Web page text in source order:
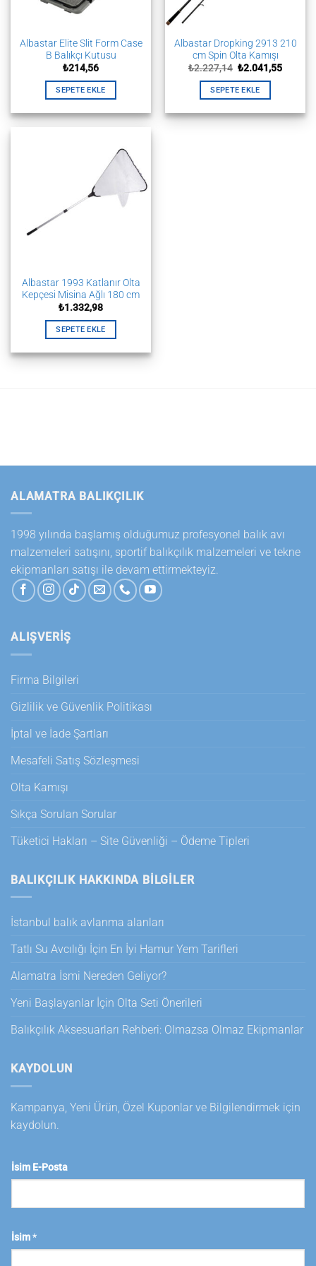
Albastar Elite Slit Form Case
B Balıkçı Kutusu
₺214,56
SEPETE EKLE
Albastar Dropking 2913 210
cm Spin Olta Kamışı
₺2.227,14 Orijinal
₺2.227,14.
₺2.041,55Şu
SEPETE EKLE
Albastar 1993 Katlanır Olta
Kepçesi Misina Ağlı 180 cm
₺1.332,98
SEPETE EKLE
ALAMATRA BALIKÇILIK
1998 yılında başlamış olduğumuz profesyonel balık avı
malzemeleri satışını, sportif balıkçılık malzemeleri ve tekne
ekipmanları satışı ile devam ettirmekteyiz.
ALIŞVERİŞ
Firma Bilgileri
Gizlilik ve Güvenlik Politikası
İptal ve İade Şartları
Mesafeli Satış Sözleşmesi
Olta Kamışı
Sıkça Sorulan Sorular
Tüketici Hakları – Site Güvenliği – Ödeme Tipleri
BALIKÇILIK HAKKINDA BILGILER
İstanbul balık avlanma alanları
Tatlı Su Avcılığı İçin En İyi Hamur Yem Tarifleri
Alamatra İsmi Nereden Geliyor?
Yeni Başlayanlar İçin Olta Seti Önerileri
Balıkçılık Aksesuarları Rehberi: Olmazsa Olmaz Ekipmanlar
KAYDOLUN
Kampanya, Yeni Ürün, Özel Kuponlar ve Bilgilendirmek için
kaydolun.
İsim E-Posta
İsim*